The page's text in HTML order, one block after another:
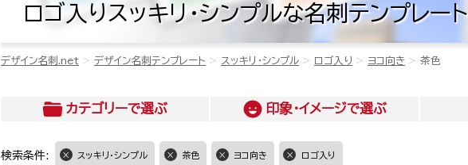
ロゴ入りスッキリ・シンプルな名刺テンプレート
デザイン名刺.net デザイン名刺テンプレート スッキリ・シンプル ロゴ入り ヨコ向き 茶色
カテゴリーで選ぶ 印象・イメージで選ぶ
検索条件: スッキリ・シンプル 茶色 ヨコ向き ロゴ入り